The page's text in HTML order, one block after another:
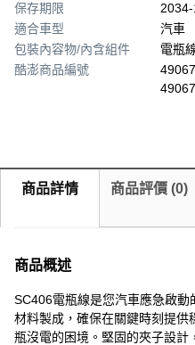
保存期限
適合車型
汽車
包裝內容物/內含組件
電瓶
酷澎商品編號
商品詳情 商品評價 (0)
商品概述
SC406電瓶線是您汽車應急啟
材料製成，確保在關鍵時刻提供
瓶沒電的困境。堅固的夾子設計